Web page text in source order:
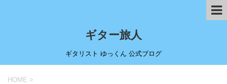
ギター旅人
ギタリスト ゆっくん 公式ブログ
HOME >